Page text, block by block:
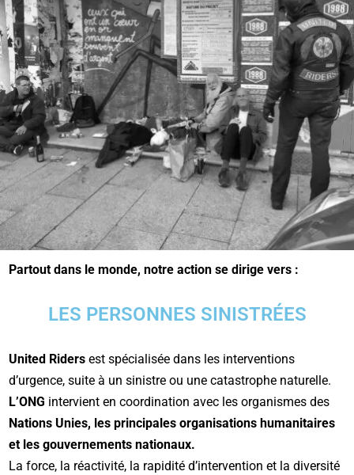
Partout dans le monde, notre action se dirige vers :
LES PERSONNES SINISTRÉES
United Riders est spécialisée dans les interventions
d’urgence, suite à un sinistre ou une catastrophe naturelle.
L’ONG intervient en coordination avec les organismes des
Nations Unies, les principales organisations humanitaires
et les gouvernements nationaux.
La force, la réactivité, la rapidité d’intervention et la diversité